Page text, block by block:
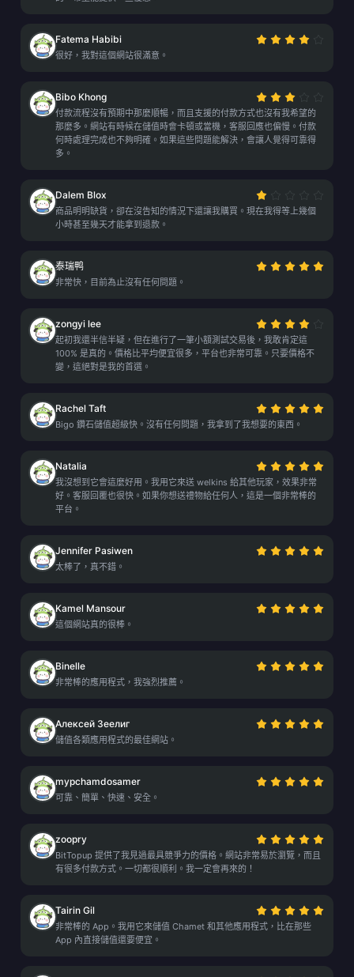
Fatema Habibi
很好，我對這個網站很滿意。
Bibo Khong
付款流程沒有預期中那麼順暢，而且支援的付款方式也沒有我希望的
那麼多。網站有時候在儲值時會卡頓或當機，客服回應也偏慢。付款
何時處理完成也不夠明確。如果這些問題能解決，會讓人覺得可靠得
多。
Dalem Blox
商品明明缺貨，卻在沒告知的情況下還讓我購買。現在我得等上幾個
小時甚至幾天才能拿到退款。
泰瑞鸭
非常快，目前為止沒有任何問題。
zongyi lee
起初我還半信半疑，但在進行了一筆小額測試交易後，我敢肯定這
100% 是真的。價格比平均便宜很多，平台也非常可靠。只要價格不
變，這絕對是我的首選。
Rachel Taft
Bigo 鑽石儲值超級快。沒有任何問題，我拿到了我想要的東西。
Natalia
我沒想到它會這麼好用。我用它來送 welkins 給其他玩家，效果非常
好。客服回覆也很快。如果你想送禮物給任何人，這是一個非常棒的
平台。
Jennifer Pasiwen
太棒了，真不錯。
Kamel Mansour
這個網站真的很棒。
Binelle
非常棒的應用程式，我強烈推薦。
Алексей Зеелиг
儲值各類應用程式的最佳網站。
mypchamdosamer
可靠、簡單、快速、安全。
zoopry
BitTopup 提供了我見過最具競爭力的價格。網站非常易於瀏覽，而且
有很多付款方式。一切都很順利。我一定會再來的！
Tairin Gil
非常棒的 App。我用它來儲值 Chamet 和其他應用程式，比在那些
App 內直接儲值還要便宜。